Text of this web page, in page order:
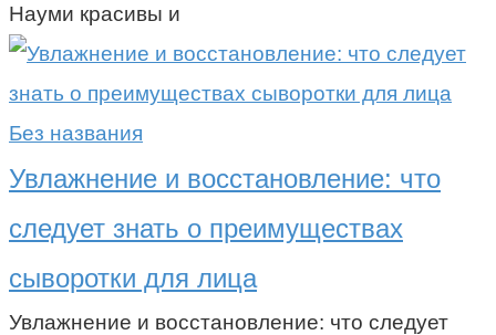
Науми красивы и
Без названия
Увлажнение и восстановление: что
следует знать о преимуществах
сыворотки для лица
Увлажнение и восстановление: что следует